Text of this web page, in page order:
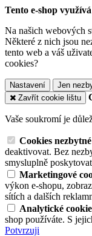
Tento e-shop
Na našich webových
Některé z nich jsou
tento web a váš
cookies?
Nastavení Jen
Zavřít cookie lištu
Vaše soukromí je
Cookies
deaktivovat. Bez
smysluplně
Marketingové
výkon e-shopu,
sítích a dalších
Analytické
shop používáte. S
Potvrzuji